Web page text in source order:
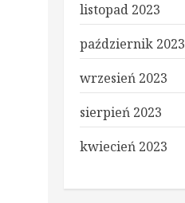
listopad 2023
październik 2023
wrzesień 2023
sierpień 2023
kwiecień 2023